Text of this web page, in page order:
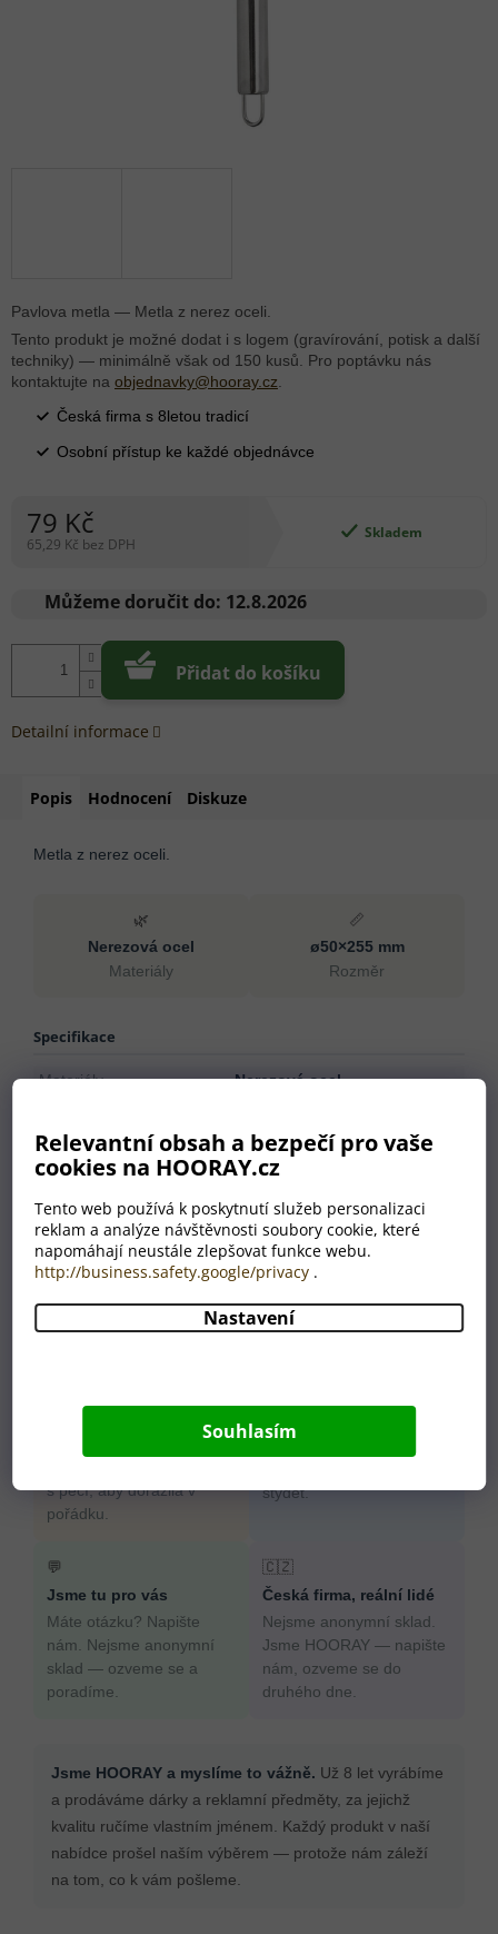
Relevantní obsah a bezpečí pro vaše
cookies na HOORAY.cz
Tento web používá k poskytnutí služeb personalizaci
reklam a analýze návštěvnosti soubory cookie, které
napomáhají neustále zlepšovat funkce webu.
http://business.safety.google/privacy .
Nastavení
Souhlasím
79 Kč
65,29 Kč bez DPH
cena:
Skladem
Můžeme doručit do: 12.8.2026
Přidat do košíku
Pavlova metla — Metla z nerez oceli.
Tento produkt je možné dodat i s logem (gravírování, potisk a další
techniky) — minimálně však od 150 kusů. Pro poptávku nás
kontaktujte na objednavky@hooray.cz.
Česká firma s 8letou tradicí
Osobní přístup ke každé objednávce
Detailní informace
Popis Hodnocení Diskuze
Metla z nerez oceli.
🌿
Nerezová ocel
Materiály
📏
ø50×255 mm
Rozměr
Specifikace
Materiály
Nerezová ocel
Hmotnost
40 g
Barva
stříbrná
s péčí, aby dorazila v
pořádku.
nabídce prošel naším
stydět.
💬
Jsme tu pro vás
Máte otázku? Napište
nám. Nejsme anonymní
sklad — ozveme se a
poradíme.
🇨🇿
Česká firma, reální lidé
Nejsme anonymní sklad.
Jsme HOORAY — napište
nám, ozveme se do
druhého dne.
Jsme HOORAY a myslíme to vážně. Už 8 let vyrábíme
a prodáváme dárky a reklamní předměty, za jejichž
kvalitu ručíme vlastním jménem. Každý produkt v naší
nabídce prošel naším výběrem — protože nám záleží
na tom, co k vám pošleme.